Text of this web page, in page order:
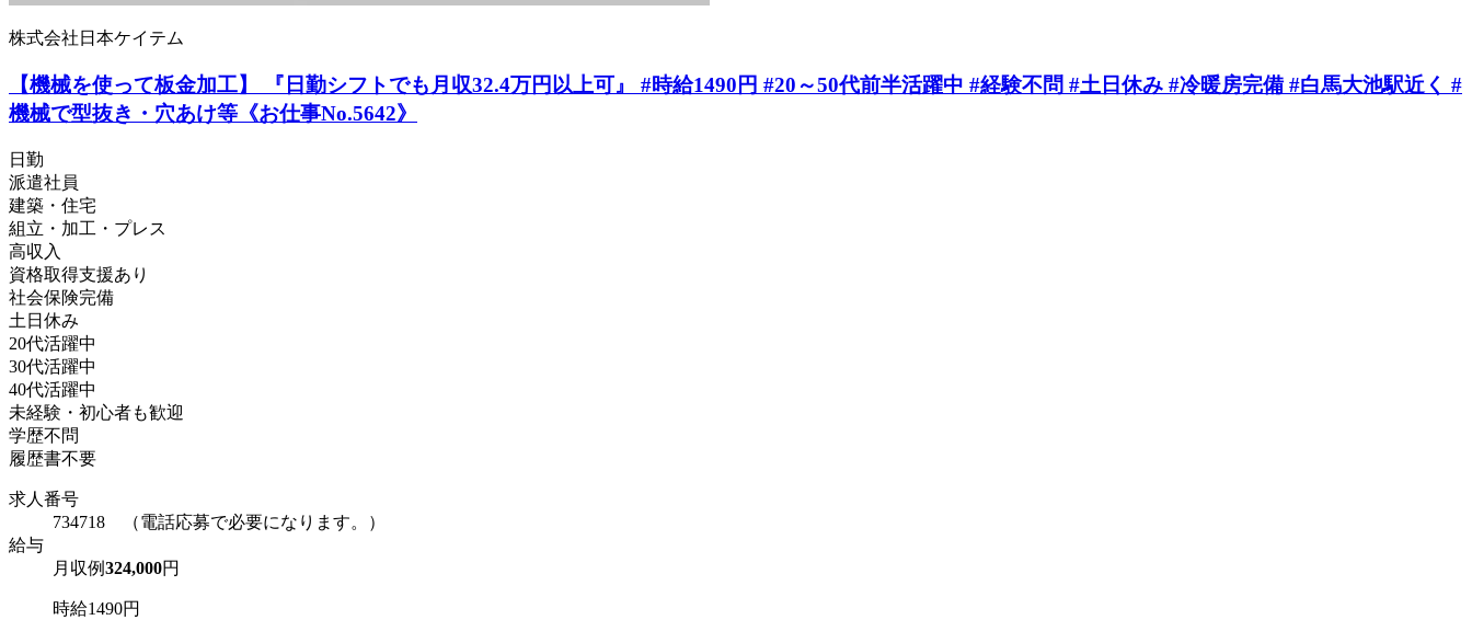
株式会社日本ケイテム
【機械を使って板金加工】 『日勤シフトでも月収32.4万円以上可』 #時給1490円 #20～50代前半活躍中 #経験不問 #土日休み #冷暖房完備 #白馬大池駅近く #
機械で型抜き・穴あけ等《お仕事No.5642》
日勤
派遣社員
建築・住宅
組立・加工・プレス
高収入
資格取得支援あり
社会保険完備
土日休み
20代活躍中
30代活躍中
40代活躍中
未経験・初心者も歓迎
学歴不問
履歴書不要
求人番号
734718 （電話応募で必要になります。）
給与
月収例324,000円
時給1490円